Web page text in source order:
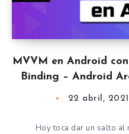
MVVM en Android
Binding – Android
22 abril, 2021
Hoy toca dar un salto